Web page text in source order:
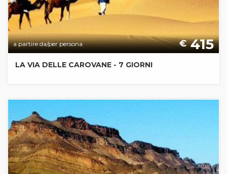
a partire da/per persona € 415
LA VIA DELLE CAROVANE - 7 GIORNI